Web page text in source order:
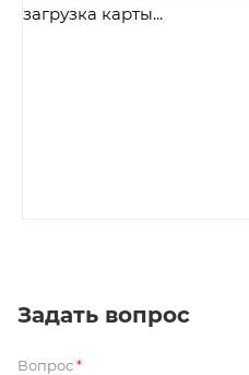
загрузка карты...
Задать вопрос
Вопрос *